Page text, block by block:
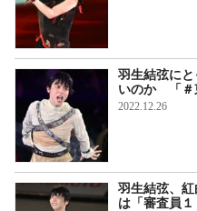
羽生結弦に
いのか 「＃
2022.12.26
羽生結弦、
は「審査員